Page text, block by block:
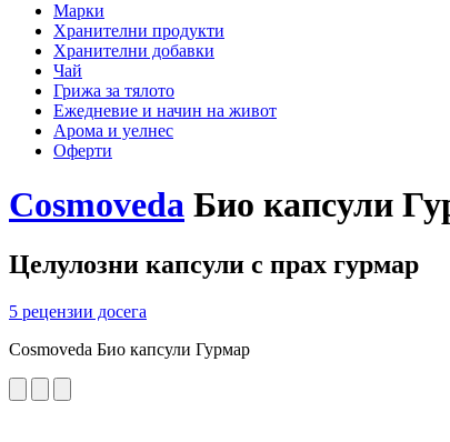
Марки
Хранителни продукти
Хранителни добавки
Чай
Грижа за тялото
Ежедневие и начин на живот
Арома и уелнес
Оферти
Cosmoveda Био капсули
Целулозни капсули с прах гурмар
5 рецензии досега
Cosmoveda Био капсули Гурмар